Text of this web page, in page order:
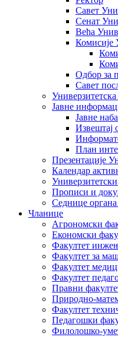
Савет
Сенат
Већа
Комисије
Одбор за
Савет
Универзитетска
Јавне
Јавне
Извештај
План
Презентације
Календар
Прописи и
Седнице
Чланице
Агрономски
Економски
Факултет
Факултет за
Факултет
Факултет
Правни
Природно-
Факултет
Педагошки
Филолошко-